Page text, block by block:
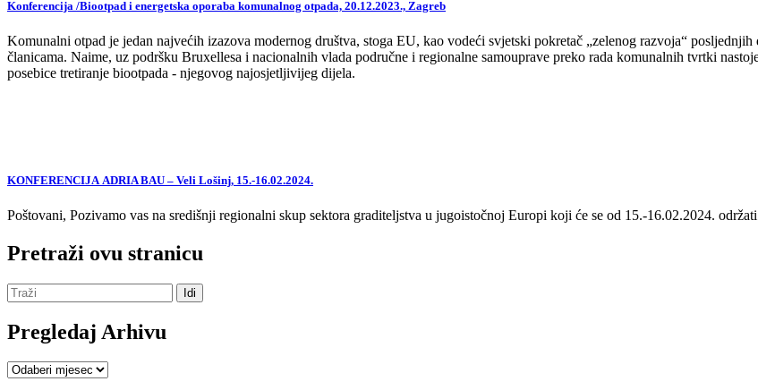
Konferencija /Biootpad i energetska oporaba komunalnog otpada, 20.12.2023., Zagreb
Komunalni otpad je jedan najvećih izazova modernog društva, stoga EU, kao vodeći svjetski pokretač „zelenog razvoja“
članicama. Naime, uz podršku Bruxellesa i nacionalnih vlada područne i regionalne samouprave preko rada komunalnih tvrtki
posebice tretiranje biootpada - njegovog najosjetljivijeg dijela.
KONFERENCIJA ADRIA BAU – Veli Lošinj, 15.-16.02.2024.
Poštovani, Pozivamo vas na središnji regionalni skup sektora graditeljstva u jugoistočnoj Europi koji će se od 15.-16.02.2024.
Pretraži ovu stranicu
Pregledaj Arhivu
Pregledaj